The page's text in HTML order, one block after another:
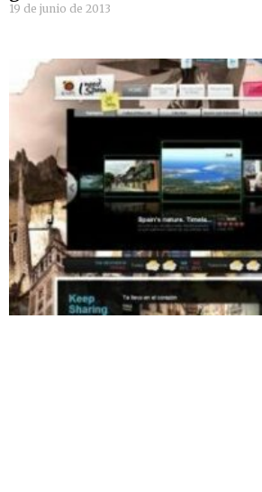
19 de junio de 2013